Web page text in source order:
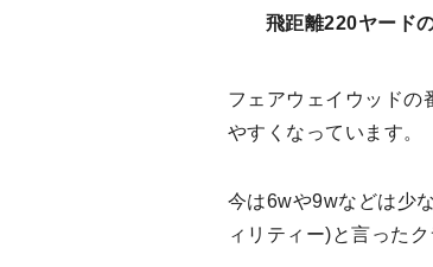
飛距離220ヤード
フェアウェイウッドの
やすくなっています。
今は6wや9wなどは少
ィリティー)と言った